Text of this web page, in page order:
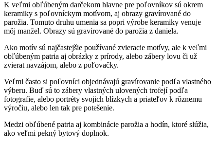
K veľmi obľúbeným darčekom hlavne pre poľovníkov sú okrem
keramiky s poľovníckym motívom, aj obrazy gravírované do
parožia. Tomuto druhu umenia sa popri výrobe keramiky venuje
môj manžel. Obrazy sú gravírované do parožia z daniela.
Ako motív sú najčastejšie používané zvieracie motívy, ale k veľmi
obľúbeným patria aj obrázky z prírody, alebo zábery lovu či už
zvierat navzájom, alebo z poľovačky.
Veľmi často si poľovníci objednávajú gravírovanie podľa vlastného
výberu. Buď sú to zábery vlastných ulovených trofejí podľa
fotografie, alebo portréty svojich blízkych a priateľov k rôznemu
výročiu, alebo len tak pre potešenie.
Medzi obľúbené patria aj kombinácie parožia a hodín, ktoré slúžia,
ako veľmi pekný bytový doplnok.